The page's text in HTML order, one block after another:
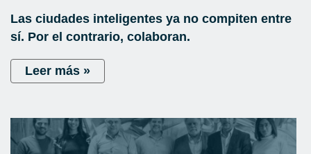
Las ciudades inteligentes ya no compiten entre
sí. Por el contrario, colaboran.
Leer más »